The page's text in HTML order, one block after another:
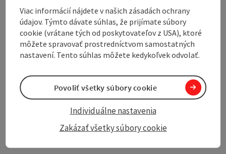
Opening hours
Arrival
Suitability
Accessibility
Viac informácií nájdete v našich zásadách ochrany
údajov. Týmto dávate súhlas, že prijímate súbory
cookie (vrátane tých od poskytovateľov z USA), ktoré
môžete spravovať prostredníctvom samostatných
nastavení. Tento súhlas môžete kedykoľvek odvolať.
Zakázať všetky súbory cookie
Individuálne nastavenia
Povoliť všetky súbory cookie